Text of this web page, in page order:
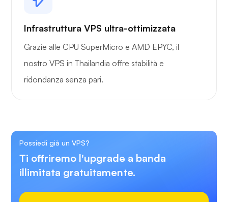
Infrastruttura VPS ultra-ottimizzata
Grazie alle CPU SuperMicro e AMD EPYC, il
nostro VPS in Thailandia offre stabilità e
ridondanza senza pari.
Possiedi già un VPS?
Ti offriremo l'upgrade a banda
illimitata gratuitamente.